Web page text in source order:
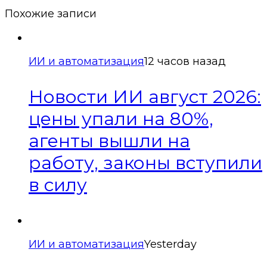
Похожие записи
ИИ и автоматизация12 часов назад
Новости ИИ август 2026:
цены упали на 80%,
агенты вышли на
работу, законы вступили
в силу
ИИ и автоматизацияYesterday